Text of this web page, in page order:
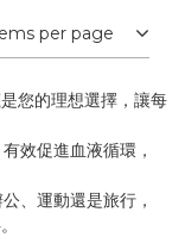
per page
您的理想選擇，讓每
效促進血液循環，
、運動還是旅行，